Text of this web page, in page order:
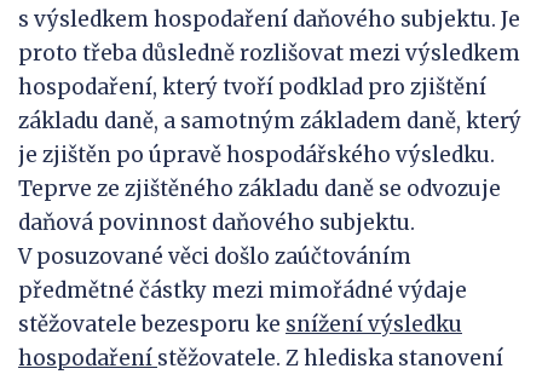
s výsledkem hospodaření daňového subjektu. Je
proto třeba důsledně rozlišovat mezi výsledkem
hospodaření, který tvoří podklad pro zjištění
základu daně, a samotným základem daně, který
je zjištěn po úpravě hospodářského výsledku.
Teprve ze zjištěného základu daně se odvozuje
daňová povinnost daňového subjektu.
V posuzované věci došlo zaúčtováním
předmětné částky mezi mimořádné výdaje
stěžovatele bezesporu ke snížení výsledku
hospodaření stěžovatele. Z hlediska stanovení